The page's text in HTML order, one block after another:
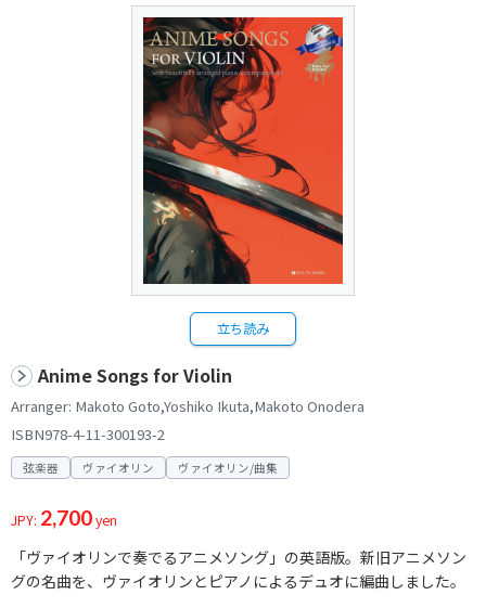
立ち読み
Anime Songs for Violin
Arranger: Makoto Goto,Yoshiko Ikuta,Makoto Onodera
ISBN978-4-11-300193-2
弦楽器 ヴァイオリン ヴァイオリン/曲集
JPY: 2,700yen
「ヴァイオリンで奏でるアニメソング」の英語版。新旧アニメソン
グの名曲を、ヴァイオリンとピアノによるデュオに編曲しました。